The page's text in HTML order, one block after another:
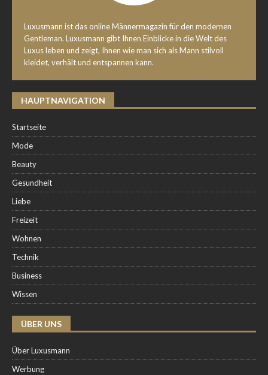
Luxusmann ist das online Männermagazin für den modernen
Gentleman. Luxusmann gibt Ihnen Einblicke in die Welt des
Luxus leben und zeigt, Ihnen wie man sich als Mann stilvoll
kleidet, verhält und entspannen kann.
HAUPTNAVIGATION
Startseite
Mode
Beauty
Gesundheit
Liebe
Freizeit
Wohnen
Technik
Business
Wissen
ÜBER UNS
Über Luxusmann
Werbung